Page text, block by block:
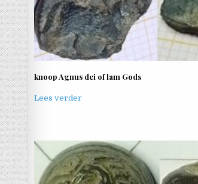
knoop Agnus dei of lam Gods
Lees verder